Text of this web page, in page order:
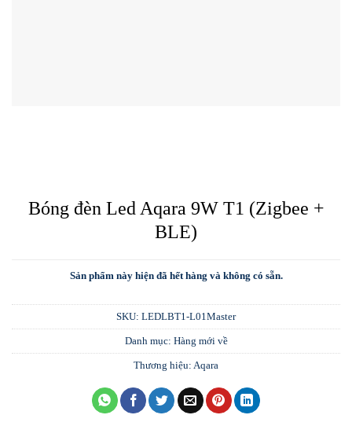
Bóng đèn Led Aqara 9W T1 (Zigbee +
BLE)
Sản phẩm này hiện đã hết hàng và không có sẵn.
SKU: LEDLBT1-L01Master
Danh mục: Hàng mới về
Thương hiệu: Aqara